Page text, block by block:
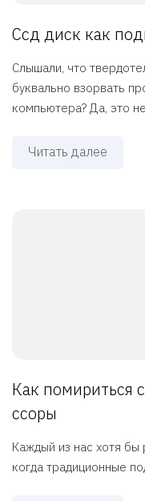
Ссд диск как
Слышали, что
буквально взорвать
компьютера? Да, это
Читать далее
Как помириться
ссоры
Каждый из нас хотя бы
когда традиционные